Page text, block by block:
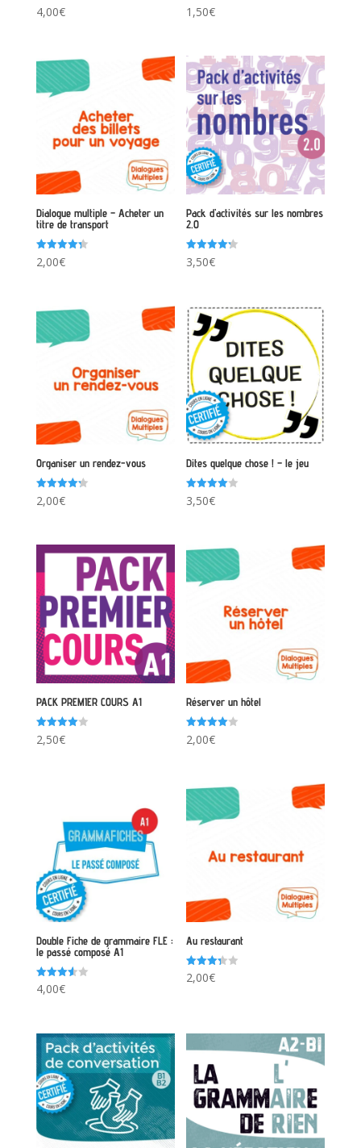
Note
4.50
4,00€
Note
4.40
1,50€
Dialogue multiple – Acheter un
titre de transport
Note
4.33
2,00€
Pack d’activités sur les nombres
2.0
Note
4.25
3,50€
Organiser un rendez-vous
Note
4.25
2,00€
Dites quelque chose ! – le jeu
Note
4.00
3,50€
PACK PREMIER COURS A1
Note
4.00
2,50€
Réserver un hôtel
Note
4.00
2,00€
Double Fiche de grammaire FLE :
le passé composé A1
Note
3.60
4,00€
Au restaurant
Note
3.33
2,00€